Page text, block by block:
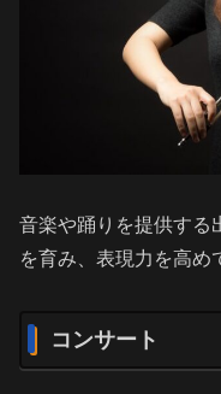
音楽や踊りを提供する
を育み、表現力を高め
コンサート